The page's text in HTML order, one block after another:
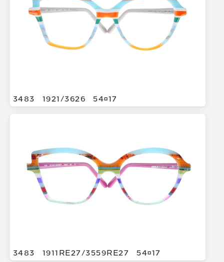
3483 1921/3626 5417
3483 1911RE27/3559RE27 5417